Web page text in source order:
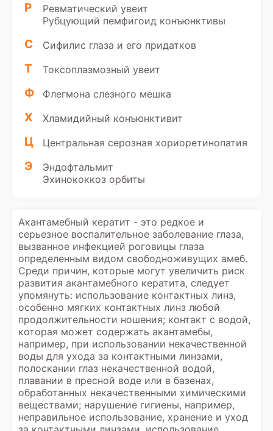
Р
Ревматический увеит
Рубцующий пемфигоид конъюнктивы
С Сифилис глаза и его придатков
Т Токсоплазмозный увеит
Ф Флегмона слезного мешка
Х Хламидийный конъюнктивит
Ц Центральная серозная хориоретинопатия
Э
Эндофтальмит
Эхинококкоз орбиты
Акантамебный кератит - это редкое и
серьезное воспалительное заболевание глаза,
вызванное инфекцией роговицы глаза
определенным видом свободноживущих амеб.
Среди причин, которые могут увеличить риск
развития акантамебного кератита, следует
упомянуть: использование контактных линз,
особенно мягких контактных линз любой
продолжительности ношения; контакт с водой,
которая может содержать акантамебы,
например, при использовании некачественной
воды для ухода за контактными линзами,
полоскании глаз некачественной водой,
плавании в пресной воде или в базенах,
обработанных некачественными химическими
веществами; нарушение гигиены, например,
неправильное использование, хранение и уход